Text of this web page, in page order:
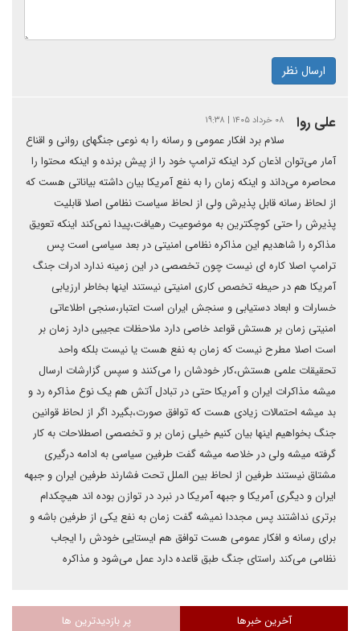
ارسال نظر
علی روا ۰۸ خرداد ۱۴۰۵ | ۱۹:۳۸
سلام برد افکار عمومی و رسانه را به نوعی جنگهای روانی و اقناع
آمار می‌توان اذعان کرد اینکه ترامپ خود را از پیش برنده و اینکه محتوا را
محاصره می‌داند و اینکه زمان را به نفع آمریکا بیان داشته بیاناتی هست که
از لحاظ رسانه قابل پذیرش ولی از لحاظ سیاست نظامی اصلا قابلیت
پذیرش را حتی کوچکترین به موضوعیت رهیافت،پیدا نمی‌کند اینکه تعویق
مذاکره را شاهدیم این مذاکره نظامی امنیتی در بعد سیاسی است پس
ترامپ اصلا کاره ای نیست چون تخصصی در این زمینه ندارد ادرات جنگ
آمریکا هم در حیطه تخصص کاری امنیتی نیستند اینها بخاطر ارزیابی
خسارات و ابعاد دستیابی و سنجش ایران است اعتبار،سنجی اطلاعاتی
امنیتی زمان بر هستش قواعد خاصی دارد ملاحظات عجیبی دارد زمان بر
است اصلا مطرح نیست که زمان به نفع هست یا نیست بلکه واحد
تحقیقات علمی هستش،کار خودشان را می‌کنند و سپس گزارشات ارسال
میشه مذاکرات ایران و آمریکا حتی در تبادل آتش هم یک نوع مذاکره رد و
بد میشه احتمالات زیادی هست که توافق صورت،بگیرد اگر از لحاظ قوانین
جنگ بخواهیم اینها بیان کنیم خیلی زمان بر و تخصصی اصطلاحات به کار
گرفته میشه ولی در خلاصه میشه گفت طرفین سیاسی به ادامه درگیری
مشتاق نیستند طرفین از لحاظ بین الملل تحت فشارند طرفین ایران و جبهه
ایران و دیگری آمریکا و جبهه آمریکا در نبرد در توازن بوده اند هیچکدام
برتری نداشتند پس مجددا نمیشه گفت زمان به نفع یکی از طرفین باشه و
برای رسانه و افکار عمومی هست توافق هم ایستایی خودش را ایجاب
نظامی می‌کند راستای جنگ طبق قاعده دارد عمل می‌شود و مذاکره
آخرین خبرها پر بازدیدترین ها